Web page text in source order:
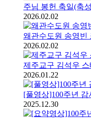
주님 봉헌 축일(축
2026.02.02
왜관수도원 송영빈
2026.02.02
제주교구 김석우
2026.01.22
[풀영상]100주년
2025.12.30